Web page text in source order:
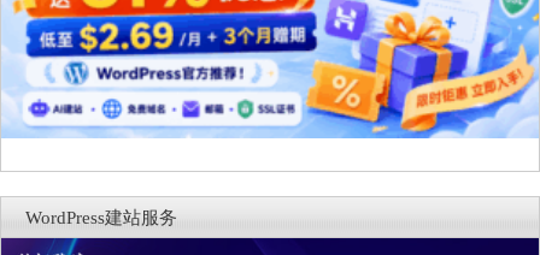
WordPress建站服务